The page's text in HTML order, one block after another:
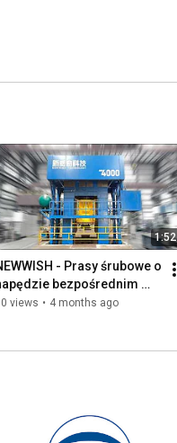
1:52
- Prasy śrubowe o
bezpośrednim
/ servo direct
views • 4 months ago